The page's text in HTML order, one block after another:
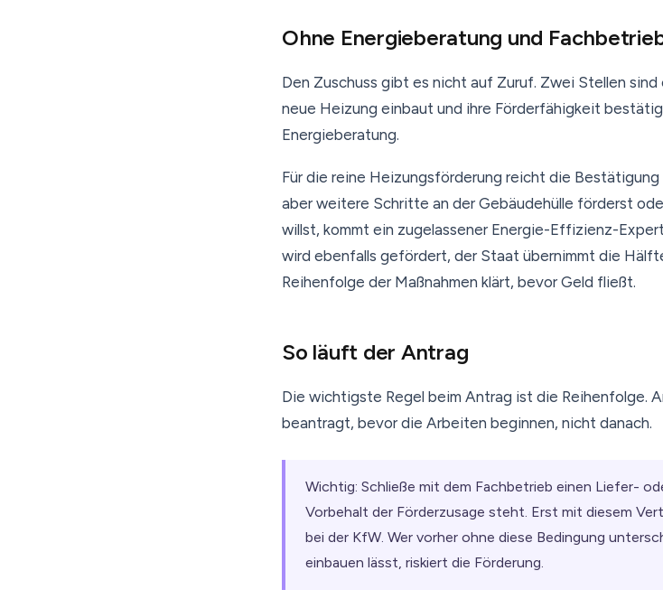
Ohne Energieberatung und
Den Zuschuss gibt es nicht auf Zuruf. Zwei Stellen
neue Heizung einbaut und ihre Förderfähigkeit
Energieberatung.
Für die reine Heizungsförderung reicht die Bestätigung
aber weitere Schritte an der Gebäudehülle förderst
willst, kommt ein zugelassener Energie-Effizienz-
wird ebenfalls gefördert, der Staat übernimmt die
Reihenfolge der Maßnahmen klärt, bevor Geld fließt.
So läuft der Antrag
Die wichtigste Regel beim Antrag ist die Reihenfolge.
beantragt, bevor die Arbeiten beginnen, nicht danach.
Wichtig: Schließe mit dem Fachbetrieb einen Liefer-
Vorbehalt der Förderzusage steht. Erst mit diesem
bei der KfW. Wer vorher ohne diese Bedingung
einbauen lässt, riskiert die Förderung.